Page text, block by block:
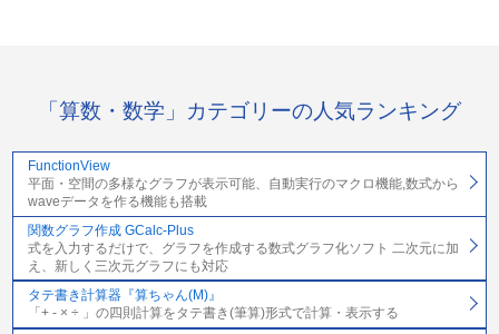
「算数・数学」カテゴリーの人気ランキング
FunctionView
平面・空間の多様なグラフが表示可能、自動実行のマクロ機能,数式から
waveデータを作る機能も搭載
関数グラフ作成 GCalc-Plus
式を入力するだけで、グラフを作成する数式グラフ化ソフト 二次元に加
え、新しく三次元グラフにも対応
タテ書き計算器『算ちゃん(M)』
「+ - × ÷ 」の四則計算をタテ書き(筆算)形式で計算・表示する